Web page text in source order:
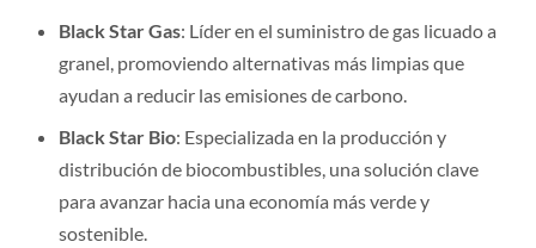
Black Star Gas: Líder en el suministro de gas licuado a
granel, promoviendo alternativas más limpias que
ayudan a reducir las emisiones de carbono.
Black Star Bio: Especializada en la producción y
distribución de biocombustibles, una solución clave
para avanzar hacia una economía más verde y
sostenible.